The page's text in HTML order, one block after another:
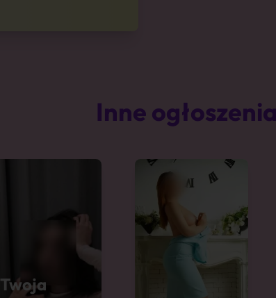
Inne
Twoja